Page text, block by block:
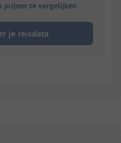
prijzen te vergelijken
je reisdata